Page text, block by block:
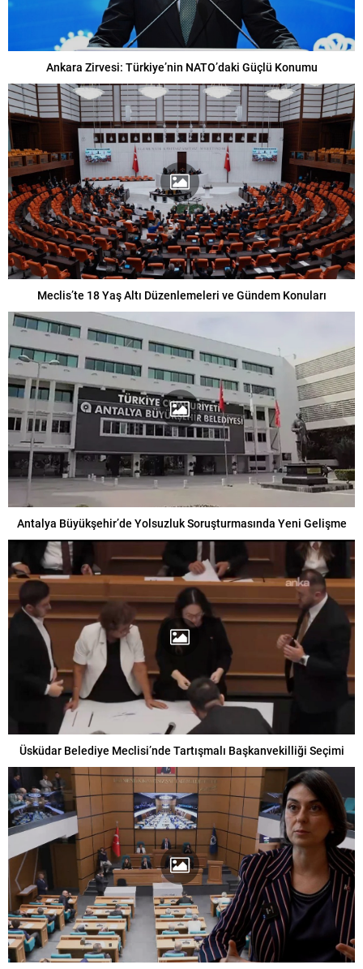
Ankara Zirvesi: Türkiye’nin NATO’daki Güçlü Konumu
Meclis’te 18 Yaş Altı Düzenlemeleri ve Gündem Konuları
Antalya Büyükşehir’de Yolsuzluk Soruşturmasında Yeni Gelişme
Üsküdar Belediye Meclisi’nde Tartışmalı Başkanvekilliği Seçimi